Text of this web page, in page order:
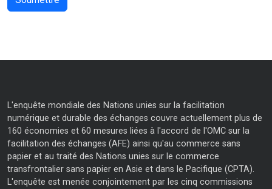
L'enquête mondiale des Nations unies sur la facilitation
numérique et durable des échanges couvre actuellement plus de
160 économies et 60 mesures liées à l'accord de l'OMC sur la
facilitation des échanges (AFE) ainsi qu'au commerce sans
papier et au traité des Nations unies sur le commerce
transfrontalier sans papier en Asie et dans le Pacifique (CPTA).
L'enquête est menée conjointement par les cinq commissions